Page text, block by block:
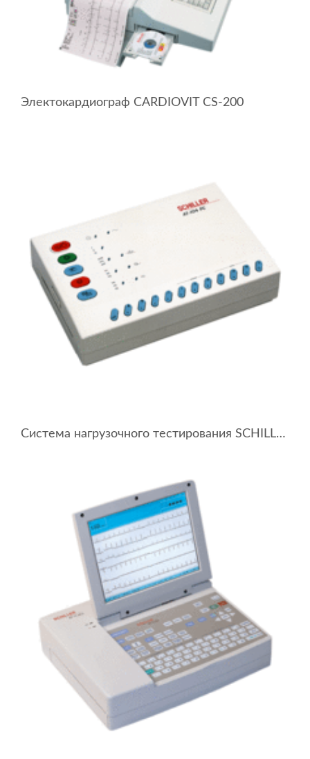
Электокардиограф CARDIOVIT CS-200
Система нагрузочного тестирования SCHILLER CARDIOVIT AT-104 PC